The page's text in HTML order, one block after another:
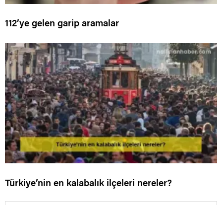
112’ye gelen garip aramalar
Türkiye’nin en kalabalık ilçeleri nereler?